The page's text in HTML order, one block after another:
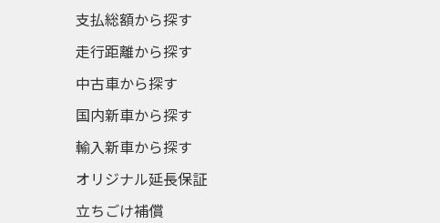
支払総額から探す
走行距離から探す
中古車から探す
国内新車から探す
輸入新車から探す
オリジナル延長保証
立ちごけ補償